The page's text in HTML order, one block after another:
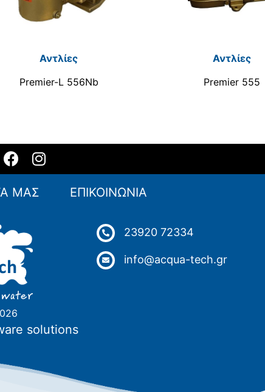
Αντλίες
Premier-L 556Nb
Αντλίες
Premier 555
ΜΑΣ ΕΠΙΚΟΙΝΩΝΙΑ
23920 72334
info@acqua-tech.gr
solutions